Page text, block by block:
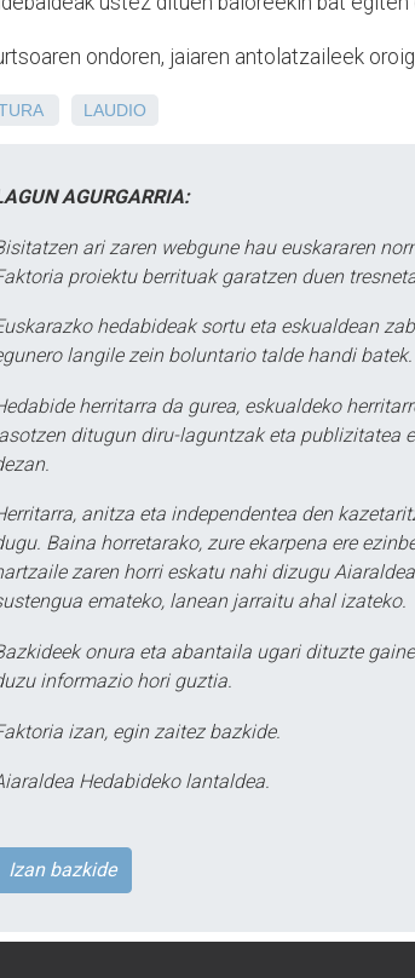
ondoren, jaiaren antolatzaileek
LAUDIO
AGURGARRIA:
ari zaren webgune hau euskararen
proiektu berrituak garatzen duen
hedabideak sortu eta eskualdean
langile zein boluntario talde handi batek.
herritarra da gurea, eskualdeko
ditugun diru-laguntzak eta publizitatea
anitza eta independentea den
Baina horretarako, zure ekarpena ere
zaren horri eskatu nahi dizugu
emateko, lanean jarraitu ahal izateko.
onura eta abantaila ugari dituzte
informazio hori guztia.
izan, egin zaitez bazkide.
Hedabideko lantaldea.
Izan bazkide